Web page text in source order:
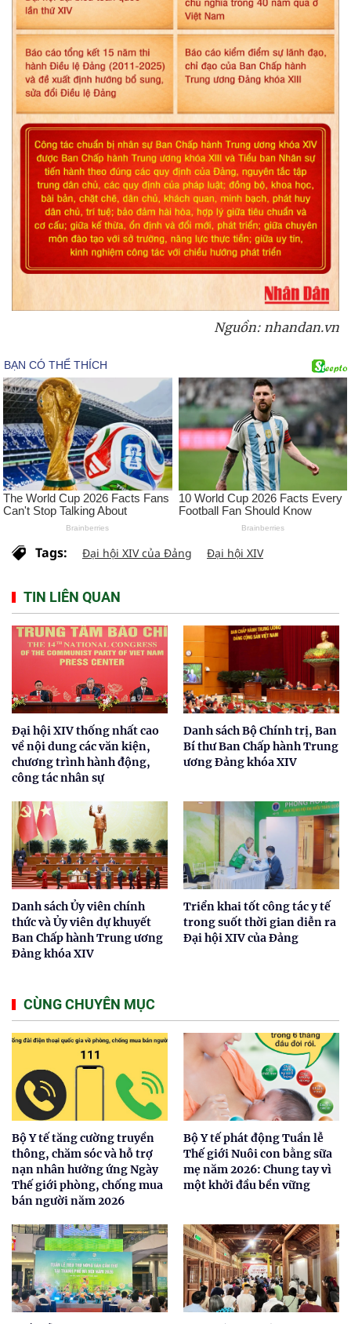
Nguồn: nhandan.vn
Tags: Đại hội XIV của Đảng Đại hội XIV
TIN LIÊN QUAN
Đại hội XIV thống nhất cao
về nội dung các văn kiện,
chương trình hành động,
công tác nhân sự
Danh sách Bộ Chính trị, Ban
Bí thư Ban Chấp hành Trung
ương Đảng khóa XIV
Danh sách Ủy viên chính
thức và Ủy viên dự khuyết
Ban Chấp hành Trung ương
Đảng khóa XIV
Triển khai tốt công tác y tế
trong suốt thời gian diễn ra
Đại hội XIV của Đảng
CÙNG CHUYÊN MỤC
Bộ Y tế tăng cường truyền
thông, chăm sóc và hỗ trợ
nạn nhân hưởng ứng Ngày
Thế giới phòng, chống mua
bán người năm 2026
Bộ Y tế phát động Tuần lễ
Thế giới Nuôi con bằng sữa
mẹ năm 2026: Chung tay vì
một khởi đầu bền vững